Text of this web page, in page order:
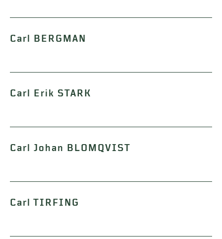
Carl BERGMAN
Carl Erik STARK
Carl Johan BLOMQVIST
Carl TIRFING